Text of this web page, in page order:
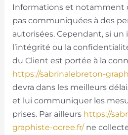
Informations et notamment
pas communiquées à des
autorisées. Cependant, si
l’intégrité ou la
du Client est portée à la
https://sabrinalebreton-
devra dans les meilleurs
et lui communiquer les
prises. Par ailleurs https://
graphiste-ocree.fr/ne